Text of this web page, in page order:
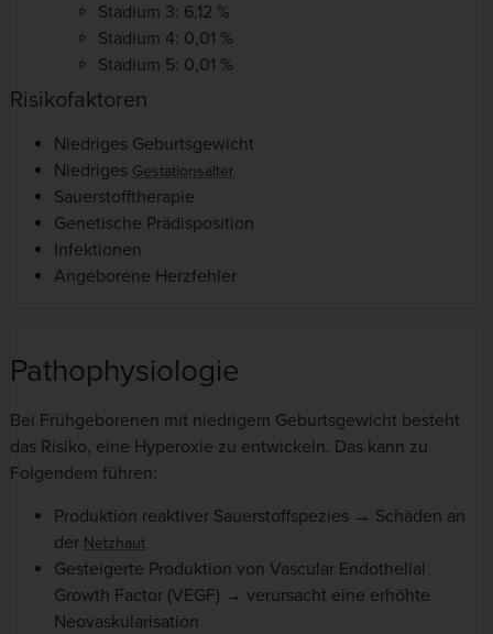
Stadium 3: 6,12 %
Stadium 4: 0,01 %
Stadium 5: 0,01 %
Risikofaktoren
Niedriges Geburtsgewicht
Niedriges Gestationsalter
Sauerstofftherapie
Genetische Prädisposition
Infektionen
Angeborene Herzfehler
Pathophysiologie
Bei Frühgeborenen mit niedrigem Geburtsgewicht besteht
das Risiko, eine Hyperoxie zu entwickeln. Das kann zu
Folgendem führen:
Produktion reaktiver Sauerstoffspezies → Schäden an
der Netzhaut
Gesteigerte Produktion von Vascular Endothelial
Growth Factor (VEGF) → verursacht eine erhöhte
Neovaskularisation